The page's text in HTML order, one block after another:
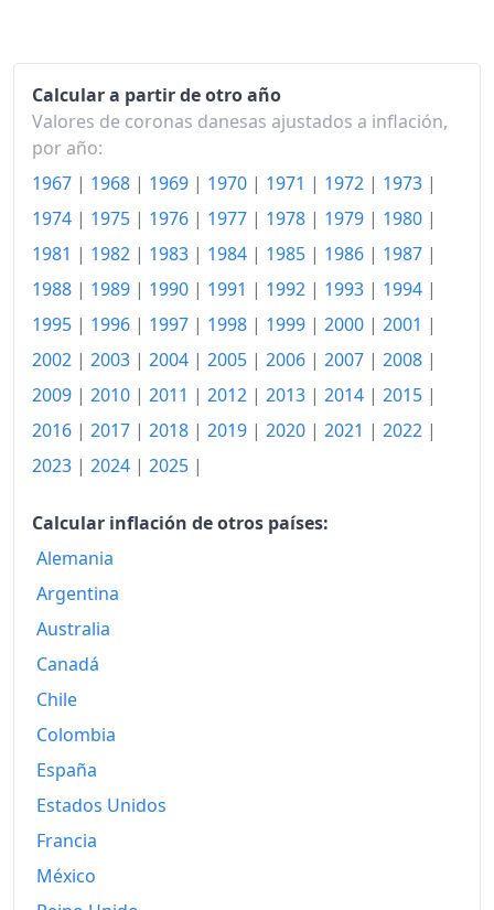
1996
510.65
1997
521.79
1998
2000
560.51
2001
573.87
587.85
2003
600.06
2004
607.06
2005
2006
629.73
2007
2008
2009
2010
2011
2012
2013
2014
Calcular a partir de otro año
Valores de coronas danesas ajustados a inflación,
por año:
1967 | 1968 | 1969 | 1970 | 1971 | 1972 | 1973 |
1974 | 1975 | 1976 | 1977 | 1978 | 1979 | 1980 |
1981 | 1982 | 1983 | 1984 | 1985 | 1986 | 1987 |
1988 | 1989 | 1990 | 1991 | 1992 | 1993 | 1994 |
1995 | 1996 | 1997 | 1998 | 1999 | 2000 | 2001 |
2002 | 2003 | 2004 | 2005 | 2006 | 2007 | 2008 |
2009 | 2010 | 2011 | 2012 | 2013 | 2014 | 2015 |
2016 | 2017 | 2018 | 2019 | 2020 | 2021 | 2022 |
2023 | 2024 | 2025 |
Calcular inflación de otros países:
Alemania
Argentina
Australia
Canadá
Chile
Colombia
España
Estados Unidos
Francia
México